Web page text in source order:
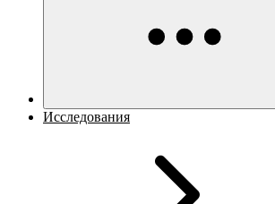
Исследования